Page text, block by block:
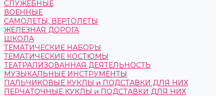
СЛУЖЕБНЫЕ
ВОЕННЫЕ
САМОЛЕТЫ, ВЕРТОЛЕТЫ
ЖЕЛЕЗНАЯ ДОРОГА
ШКОЛА
ТЕМАТИЧЕСКИЕ НАБОРЫ
ТЕМАТИЧЕСКИЕ КОСТЮМЫ
ТЕАТРАЛИЗОВАННАЯ ДЕЯТЕЛЬНОСТЬ
МУЗЫКАЛЬНЫЕ ИНСТРУМЕНТЫ
ПАЛЬЧИКОВЫЕ КУКЛЫ и ПОДСТАВКИ ДЛЯ НИХ
ПЕРЧАТОЧНЫЕ КУКЛЫ и ПОДСТАВКИ ДЛЯ НИХ